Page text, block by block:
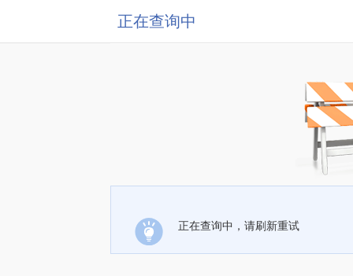
正在查询中
正在查询中，请刷新重试